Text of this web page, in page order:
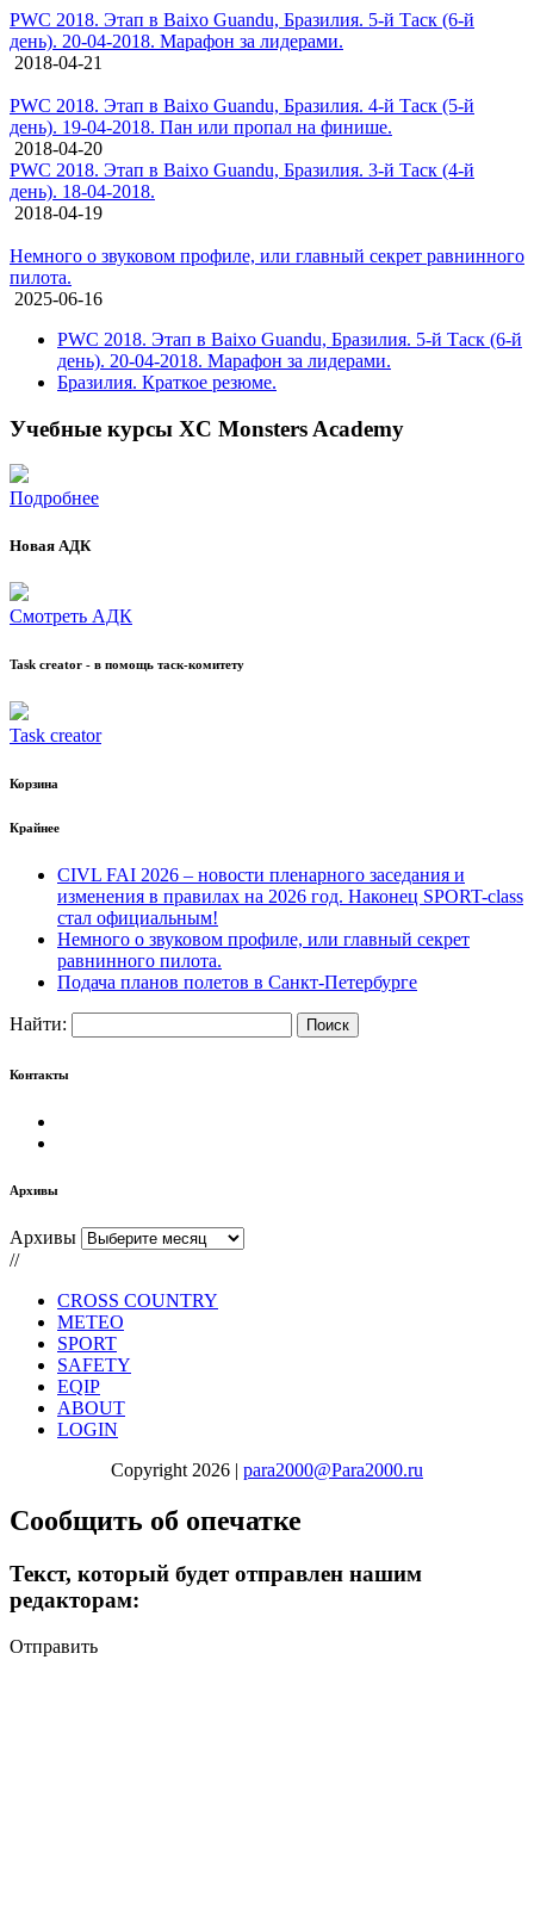
PWC 2018. Этап в Baixo Guandu, Бразилия. 5-й Таск (6-й
день). 20-04-2018. Марафон за лидерами.
2018-04-21
PWC 2018. Этап в Baixo Guandu, Бразилия. 4-й Таск (5-й
день). 19-04-2018. Пан или пропал на финише.
2018-04-20
PWC 2018. Этап в Baixo Guandu, Бразилия. 3-й Таск (4-й
день). 18-04-2018.
2018-04-19
Немного о звуковом профиле, или главный секрет равнинного
пилота.
2025-06-16
PWC 2018. Этап в Baixo Guandu, Бразилия. 5-й Таск (6-й
день). 20-04-2018. Марафон за лидерами.
Бразилия. Краткое резюме.
Учебные курсы XC Monsters Academy
Подробнее
Новая АДК
Смотреть АДК
Task creator - в помощь таск-комитету
Task creator
Корзина
Крайнее
CIVL FAI 2026 – новости пленарного заседания и
изменения в правилах на 2026 год. Наконец SPORT-class
стал официальным!
Немного о звуковом профиле, или главный секрет
равнинного пилота.
Подача планов полетов в Санкт-Петербурге
Найти:
Контакты
Архивы
Архивы
//
CROSS COUNTRY
METEO
SPORT
SAFETY
EQIP
ABOUT
LOGIN
Copyright 2026 | para2000@Para2000.ru
Сообщить об опечатке
Текст, который будет отправлен нашим
редакторам:
Отправить